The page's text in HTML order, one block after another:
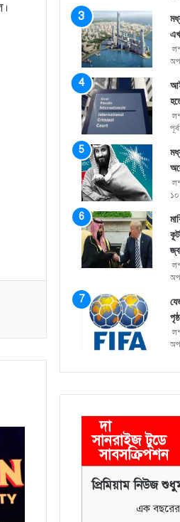
দা
সানরাইজ টুডে
সাবসক্রিপশন
প্রিমিয়াম নিউজ
এক বছরের